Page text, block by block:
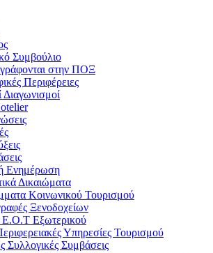
Συμβούλιο
στην ΠΟΞ
Περιφέρειες
Διαγωνισμoί
Ενημέρωση
Δικαιώματα
Κοινωνικού Τουρισμού
Ξενοδοχείων
Ε.Ο.Τ Εξωτερικού
Υπηρεσίες Τουρισμού
Συλλογικές Συμβάσεις